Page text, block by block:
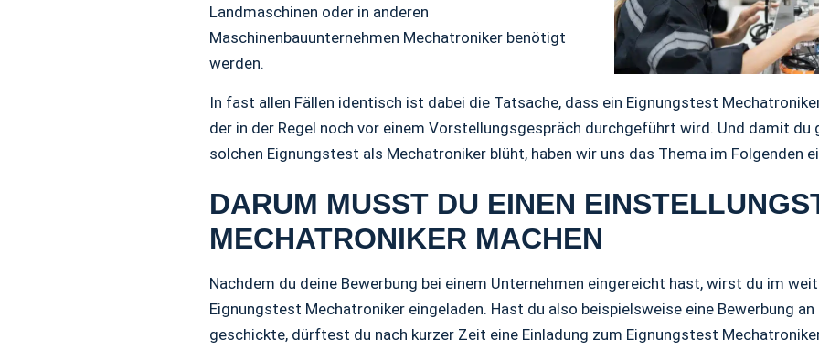
Landmaschinen oder in anderen
Maschinenbauunternehmen Mechatroniker benötigt
werden.
In fast allen Fällen identisch ist dabei die Tatsache, dass ein Eignungstest
der in der Regel noch vor einem Vorstellungsgespräch durchgeführt wird. Und damit du
solchen Eignungstest als Mechatroniker blüht, haben wir uns das Thema im Folgenden
DARUM MUSST DU EINEN
MECHATRONIKER MACHEN
Nachdem du deine Bewerbung bei einem Unternehmen eingereicht hast, wirst du im
Eignungstest Mechatroniker eingeladen. Hast du also beispielsweise eine Bewerbung
geschickte, dürftest du nach kurzer Zeit eine Einladung zum Eignungstest